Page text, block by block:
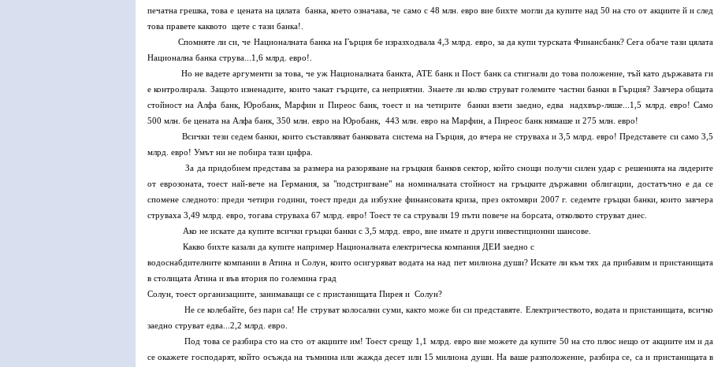
печатна грешка, това е цената на цялата банка, което означава, че само с 48 млн. евро вие бихте могли да купите над 50 на сто от акциите й и след
това правете каквото щете с тази банка!.
Спомняте ли си, че Националната банка на Гърция бе изразходвала 4,3 млрд. евро, за да купи турската Финансбанк? Сега обаче тази цялата
Национална банка струва...1,6 млрд. евро!.
Но не вадете аргументи за това, че уж Националната банкта, АТЕ банк и Пост банк са стигнали до това положение, тъй като държавата ги
е контролирала. Защото изненадите, които чакат гърците, са неприятни. Знаете ли колко струват големите частни банки в Гърция? Завчера общата
стойност на Алфа банк, Юробанк, Марфин и Пиреос банк, тоест и на четирите банки взети заедно, едва надхвър-ляше...1,5 млрд. евро! Само
500 млн. бе цената на Алфа банк, 350 млн. евро на Юробанк, 443 млн. евро на Марфин, а Пиреос банк нямаше и 275 млн. евро!
Всички тези седем банки, които съставляват банковата система на Гърция, до вчера не струваха и 3,5 млрд. евро! Представете си само 3,5
млрд. евро! Умът ни не побира тази цифра.
За да придобием представа за размера на разоряване на гръцкия банков сектор, който снощи получи силен удар с решенията на лидерите
от еврозоната, тоест най-вече на Германия, за "подстригване" на номиналната стойност на гръцките държавни облигации, достатъчно е да се
спомене следното: преди четири години, тоест преди да избухне финансовата криза, през октомври 2007 г. седемте гръцки банки, които завчера
струваха 3,49 млрд. евро, тогава струваха 67 млрд. евро! Тоест те са стрували 19 пъти повече на борсата, отколкото струват днес.
Ако не искате да купите всички гръцки банки с 3,5 млрд. евро, вие имате и други инвестиционни шансове.
Какво бихте казали да купите например Националната електрическа компания ДЕИ заедно с
водоснабдителните компании в Атина и Солун, които осигуряват водата на над пет милиона души? Искате ли към тях да прибавим и пристанищата
в столицата Атина и във втория по големина град
Солун, тоест организациите, занимаващи се с пристанищата Пирея и Солун?
Не се колебайте, без пари са! Не струват колосални суми, както може би си представяте. Електричеството, водата и пристанищата, всичко
заедно струват едва...2,2 млрд. евро.
Под това се разбира сто на сто от акциите им! Тоест срещу 1,1 млрд. евро вие можете да купите 50 на сто плюс нещо от акциите им и да
се окажете господарят, който осъжда на тъмнина или жажда десет или 15 милиона души. На ваше разположение, разбира се, са и пристанищата в